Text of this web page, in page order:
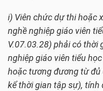
i) Viên chức dự thi hoặc
nghề nghiệp giáo viên
V.07.03.28) phải có thời
nghiệp giáo viên tiểu
hoặc tương đương từ đủ
kể thời gian tập sự), tính